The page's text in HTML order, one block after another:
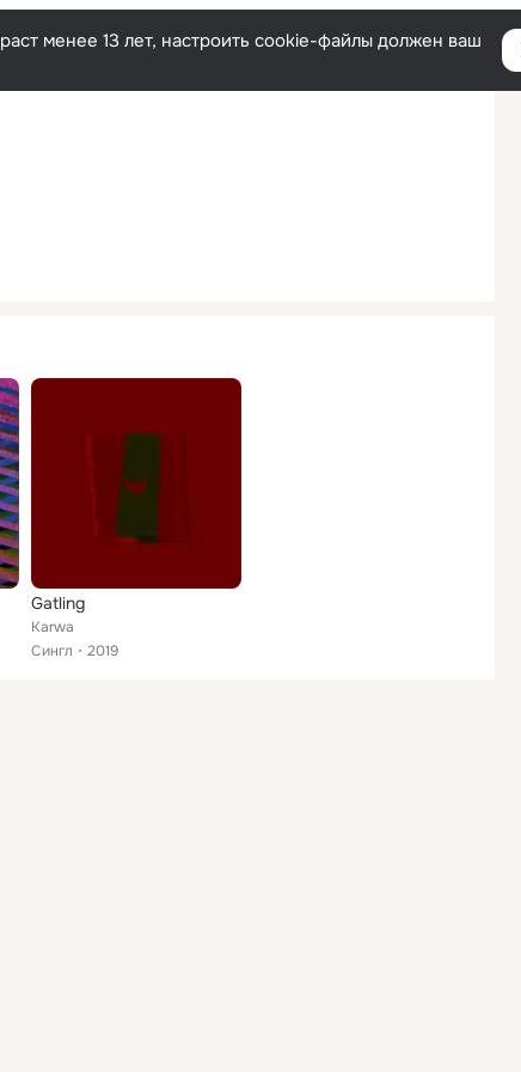
Русский
менее 13 лет, настроить cookie-файлы должен ваш
Gatling
Karwa
Сингл
2019